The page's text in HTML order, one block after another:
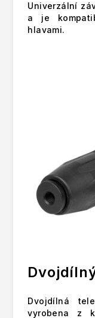
Univerzální
a je
hlavami.
Dvojdílná
vyrobena z